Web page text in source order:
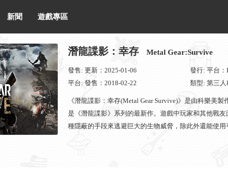
新聞 遊戲專區
潛龍諜影：幸存 Metal Gear:Survive
發售: 更新：2025-01-06 發行: 平台：
平台: 發售：2018-02-22
類型: 第三人
《潛龍諜影：幸存(Metal Gear Survive)》是由科樂美
是《潛龍諜影》系列的最新作。遊戲中玩家和其他戰
種隱蔽的手段來逃避巨大的生物威脅，除此外還能使